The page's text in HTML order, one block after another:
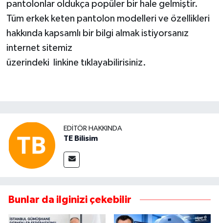
pantolonlar oldukça popüler bir hale gelmiştir.
Tüm erkek keten pantolon modelleri ve özellikleri
hakkında kapsamlı bir bilgi almak istiyorsanız
internet sitemiz
üzerindeki linkine tıklayabilirisiniz.
EDITÖR HAKKINDA
TE Bilisim
Bunlar da ilginizi çekebilir